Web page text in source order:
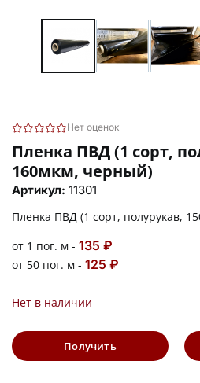
Нет оценок
Пленка ПВД (1 сорт,
160мкм, черный)
Артикул: 11301
Пленка ПВД (1 сорт, полурукав,
от 1 пог. м - 135 ₽
от 50 пог. м - 125 ₽
Нет в наличии
Получить